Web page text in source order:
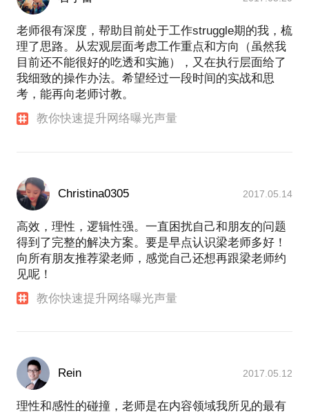
老师很有深度，帮助目前处于工作struggle期的我，梳
理了思路。从宏观层面考虑工作重点和方向（虽然我
目前还不能很好的吃透和实施），又在执行层面给了
我细致的操作办法。希望经过一段时间的实战和思
考，能再向老师讨教。
教你快速提升网络曝光声量
Christina0305 2017.05.14
高效，理性，逻辑性强。一直困扰自己和朋友的问题
得到了完整的解决方案。要是早点认识梁老师多好！
向所有朋友推荐梁老师，感觉自己还想再跟梁老师约
见呢！
教你快速提升网络曝光声量
Rein 2017.05.12
理性和感性的碰撞，老师是在内容领域我所见的最有